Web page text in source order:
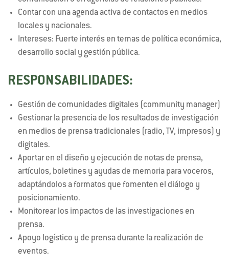
Contar con una agenda activa de contactos en medios
locales y nacionales.
Intereses: Fuerte interés en temas de política económica,
desarrollo social y gestión pública.
RESPONSABILIDADES:
Gestión de comunidades digitales (community manager)
Gestionar la presencia de los resultados de investigación
en medios de prensa tradicionales (radio, TV, impresos) y
digitales.
Aportar en el diseño y ejecución de notas de prensa,
artículos, boletines y ayudas de memoria para voceros,
adaptándolos a formatos que fomenten el diálogo y
posicionamiento.
Monitorear los impactos de las investigaciones en
prensa.
Apoyo logístico y de prensa durante la realización de
eventos.